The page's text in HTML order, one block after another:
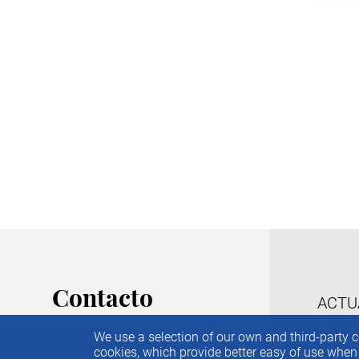
We use a selection of our own and third-party
cookies, which provide better easy of use
Contacto
C/ Príncipe de Vergara, 74. 6ª